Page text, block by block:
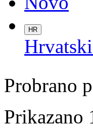
HR
Probrano
Prikazano